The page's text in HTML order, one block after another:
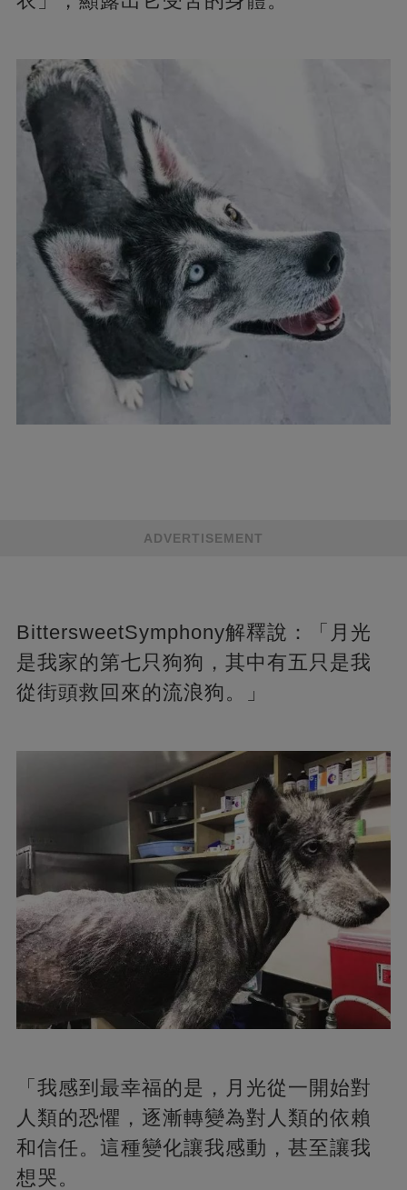
ADVERTISEMENT
BittersweetSymphony解釋說：「月光
是我家的第七只狗狗，其中有五只是我
從街頭救回來的流浪狗。」
「我感到最幸福的是，月光從一開始對
人類的恐懼，逐漸轉變為對人類的依賴
和信任。這種變化讓我感動，甚至讓我
想哭。